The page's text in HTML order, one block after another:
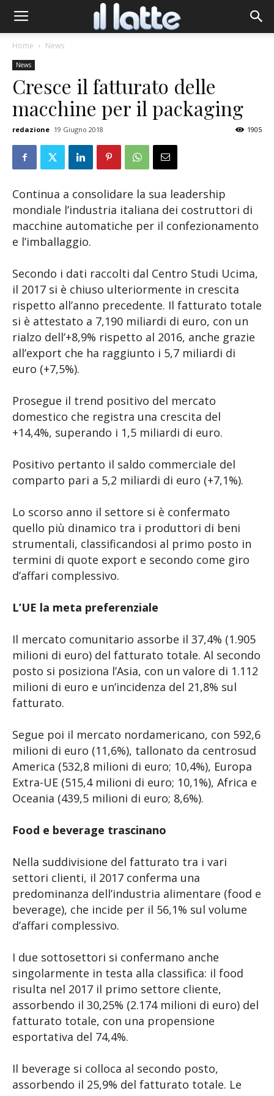
Home News
News
Cresce il fatturato delle
macchine per il packaging
redazione 19 Giugno 2018 1905
Continua a consolidare la sua leadership
mondiale l’industria italiana dei costruttori di
macchine automatiche per il confezionamento
e l’imballaggio.
Secondo i dati raccolti dal Centro Studi Ucima,
il 2017 si è chiuso ulteriormente in crescita
rispetto all’anno precedente. Il fatturato totale
si è attestato a 7,190 miliardi di euro, con un
rialzo dell’+8,9% rispetto al 2016, anche grazie
all’export che ha raggiunto i 5,7 miliardi di
euro (+7,5%).
Prosegue il trend positivo del mercato
domestico che registra una crescita del
+14,4%, superando i 1,5 miliardi di euro.
Positivo pertanto il saldo commerciale del
comparto pari a 5,2 miliardi di euro (+7,1%).
Lo scorso anno il settore si è confermato
quello più dinamico tra i produttori di beni
strumentali, classificandosi al primo posto in
termini di quote export e secondo come giro
d’affari complessivo.
L’UE la meta preferenziale
Il mercato comunitario assorbe il 37,4% (1.905
milioni di euro) del fatturato totale. Al secondo
posto si posiziona l’Asia, con un valore di 1.112
milioni di euro e un’incidenza del 21,8% sul
fatturato.
Segue poi il mercato nordamericano, con 592,6
milioni di euro (11,6%), tallonato da centrosud
America (532,8 milioni di euro; 10,4%), Europa
Extra-UE (515,4 milioni di euro; 10,1%), Africa e
Oceania (439,5 milioni di euro; 8,6%).
Food e beverage trascinano
Nella suddivisione del fatturato tra i vari
settori clienti, il 2017 conferma una
predominanza dell’industria alimentare (food e
beverage), che incide per il 56,1% sul volume
d’affari complessivo.
I due sottosettori si confermano anche
singolarmente in testa alla classifica: il food
risulta nel 2017 il primo settore cliente,
assorbendo il 30,25% (2.174 milioni di euro) del
fatturato totale, con una propensione
esportativa del 74,4%.
Il beverage si colloca al secondo posto,
assorbendo il 25,9% del fatturato totale. Le